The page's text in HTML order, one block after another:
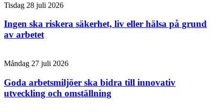
Tisdag 28 juli 2026
Ingen ska riskera säkerhet, liv eller hälsa på grund
av arbetet
Måndag 27 juli 2026
Goda arbetsmiljöer ska bidra till innovativ
utveckling och omställning